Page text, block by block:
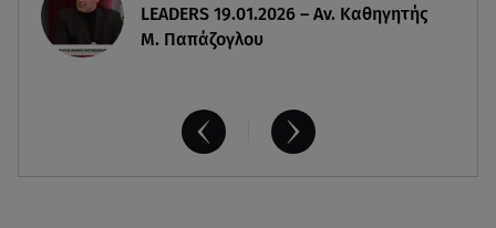
LEADERS 19.01.2026 – Αν. Καθηγητής
Μ. Παπάζογλου